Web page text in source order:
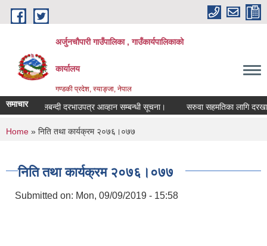
Skip to main content
अर्जुनचौपारी गाउँपालिका , गाउँकार्यपालिकाको
कार्यालय
गण्डकी प्रदेश, स्याङ्जा, नेपाल
समाचारसिलबन्दी दरभाउपत्र आव्हान सम्बन्धी सूचना। सरुवा सहमतिका लागि दरखास्त
You are here
Home » निति तथा कार्यक्रम २०७६।०७७
निति तथा कार्यक्रम २०७६।०७७
Submitted on: Mon, 09/09/2019 - 15:58